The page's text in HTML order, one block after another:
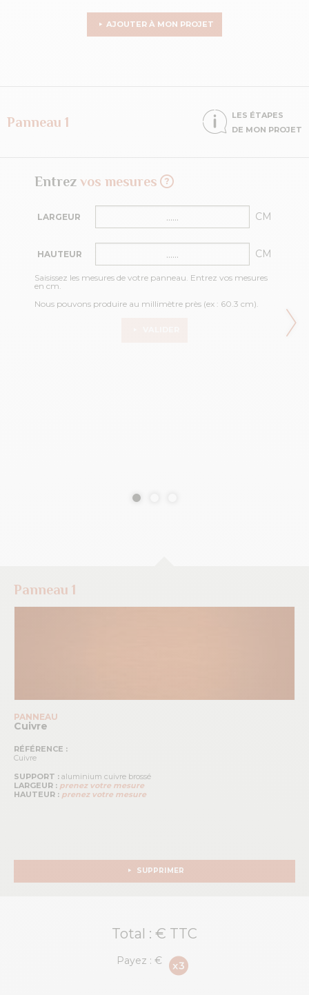
AJOUTER À MON PROJET
Panneau 1
LES ÉTAPES
DE MON PROJET
Entrez vos mesures
LARGEUR CM
HAUTEUR CM
Saisissez les mesures de votre panneau. Entrez vos mesures
en cm.
Nous pouvons produire au millimètre près (ex : 60.3 cm).
Panneau 1
PANNEAU
Cuivre
RÉFÉRENCE :
Cuivre
SUPPORT : aluminium cuivre brossé
LARGEUR : prenez votre mesure
HAUTEUR : prenez votre mesure
SUPPRIMER
Total : € TTC
Payez :€